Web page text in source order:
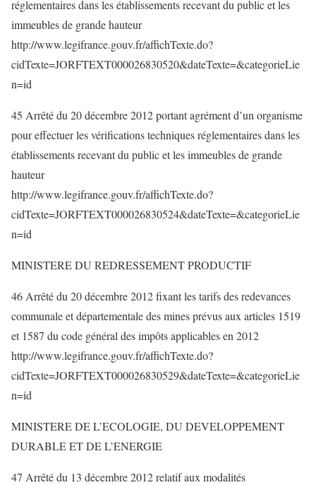
réglementaires dans les établissements recevant du public et les
immeubles de grande hauteur
http://www.legifrance.gouv.fr/affichTexte.do?
cidTexte=JORFTEXT000026830520&dateTexte=&categorieLie
n=id
45 Arrêté du 20 décembre 2012 portant agrément d’un organisme
pour effectuer les vérifications techniques réglementaires dans les
établissements recevant du public et les immeubles de grande
hauteur
http://www.legifrance.gouv.fr/affichTexte.do?
cidTexte=JORFTEXT000026830524&dateTexte=&categorieLie
n=id
MINISTERE DU REDRESSEMENT PRODUCTIF
46 Arrêté du 20 décembre 2012 fixant les tarifs des redevances
communale et départementale des mines prévus aux articles 1519
et 1587 du code général des impôts applicables en 2012
http://www.legifrance.gouv.fr/affichTexte.do?
cidTexte=JORFTEXT000026830529&dateTexte=&categorieLie
n=id
MINISTERE DE L’ECOLOGIE, DU DEVELOPPEMENT
DURABLE ET DE L’ENERGIE
47 Arrêté du 13 décembre 2012 relatif aux modalités